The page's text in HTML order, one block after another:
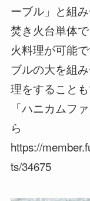
ーブル」と組
焚き火台単体
火料理が可能
ブルの大を組
理をすることも
「ハニカムフ
ら
https://
ts/34675